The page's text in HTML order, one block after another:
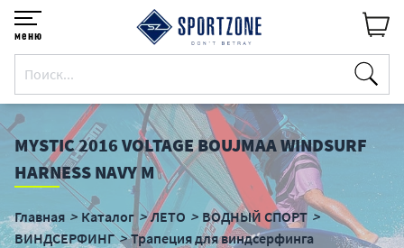
меню
MYSTIC 2016 VOLTAGE BOUJMAA WINDSURF
HARNESS NAVY M
Главная Каталог ЛЕТО
ВОДНЫЙ СПОРТ
ВИНДСЕРФИНГ
Трапеция для виндсерфинга